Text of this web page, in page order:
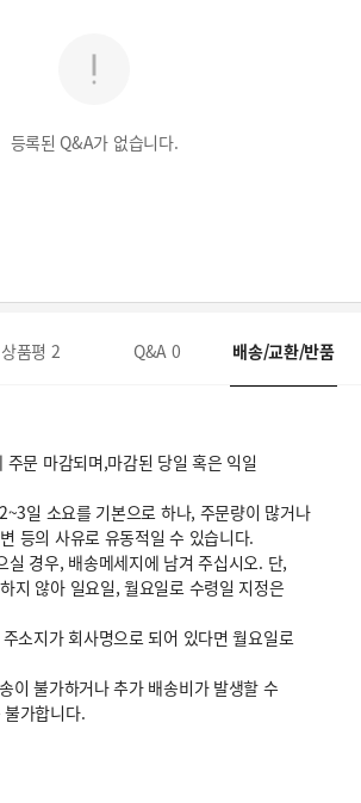
등록된 Q&A가 없습니다.
상품평 2 Q&A 0 배송/교환/반품
문 마감되며,마감된 당일 혹은 익일
일 소요를 기본으로 하나, 주문량이 많거나
등의 사유로 유동적일 수 있습니다.
실 경우, 배송메세지에 남겨 주십시오. 단,
지 않아 일요일, 월요일로 수령일 지정은
소지가 회사명으로 되어 있다면 월요일로
이 불가하거나 추가 배송비가 발생할 수
가합니다.